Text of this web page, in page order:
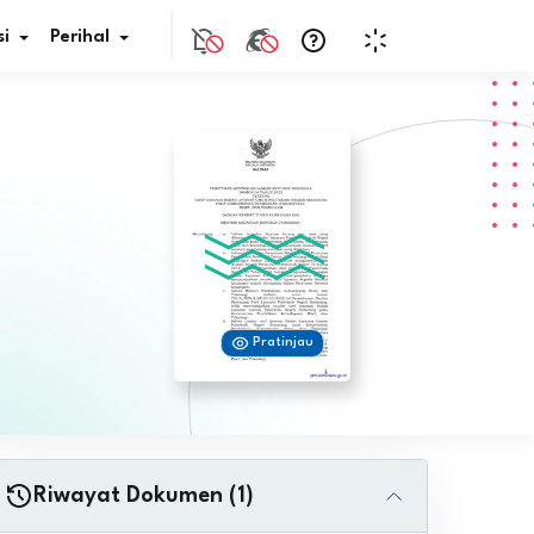
JDIH
Perihal
Pratinjau
Riwayat Dokumen (1)